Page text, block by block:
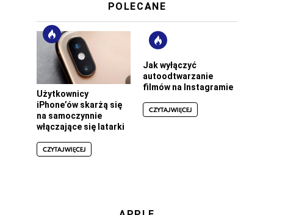
POLECANE
Użytkownicy
iPhone’ów skarżą się
na samoczynnie
włączające się latarki
CZYTAJ WIĘCEJ
Jak wyłączyć
autoodtwarzanie
filmów na Instagramie
CZYTAJ WIĘCEJ